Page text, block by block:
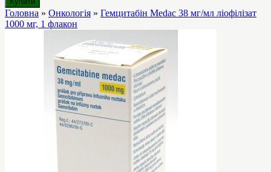
Головна » Онкологія » Гемцитабін Medac 38 мг/мл ліофілізат
1000 мг, 1 флакон